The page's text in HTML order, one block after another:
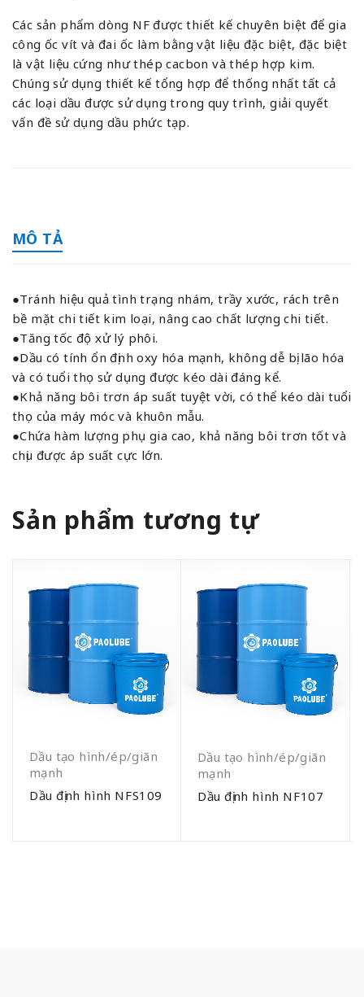
Các sản phẩm dòng NF được thiết kế chuyên biệt để gia
công ốc vít và đai ốc làm bằng vật liệu đặc biệt, đặc biệt
là vật liệu cứng như thép cacbon và thép hợp kim.
Chúng sử dụng thiết kế tổng hợp để thống nhất tất cả
các loại dầu được sử dụng trong quy trình, giải quyết
vấn đề sử dụng dầu phức tạp.
MÔ TẢ
●Tránh hiệu quả tình trạng nhám, trầy xước, rách trên
bề mặt chi tiết kim loại, nâng cao chất lượng chi tiết.
●Tăng tốc độ xử lý phôi.
●Dầu có tính ổn định oxy hóa mạnh, không dễ bị lão hóa
và có tuổi thọ sử dụng được kéo dài đáng kể.
●Khả năng bôi trơn áp suất tuyệt vời, có thể kéo dài tuổi
thọ của máy móc và khuôn mẫu.
●Chứa hàm lượng phụ gia cao, khả năng bôi trơn tốt và
chịu được áp suất cực lớn.
Sản phẩm tương tự
Dầu tạo hình/ép/giãn
mạnh
Dầu định hình NFS109
Dầu tạo hình/ép/giãn
mạnh
Dầu định hình NF107